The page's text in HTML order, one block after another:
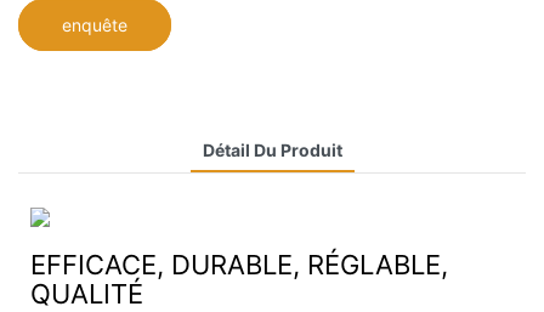
enquête
Détail Du Produit
EFFICACE, DURABLE, RÉGLABLE,
QUALITÉ